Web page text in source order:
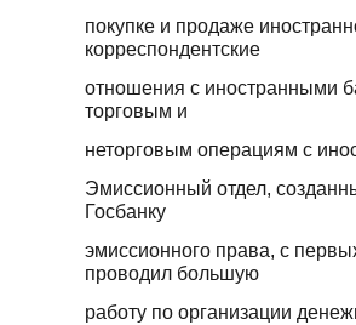
покупке и продаже
корреспондентские
отношения с иностранными
торговым и
неторговым операциям с
Эмиссионный отдел,
Госбанку
эмиссионного права, с
проводил большую
работу по организации